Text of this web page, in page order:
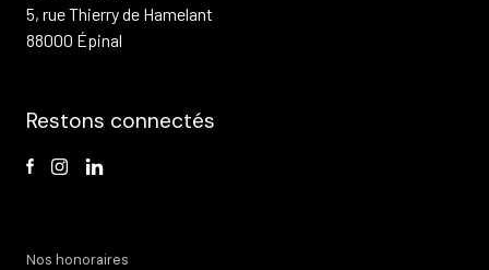
5, rue Thierry de Hamelant
88000 Épinal
Restons connectés
Nos honoraires